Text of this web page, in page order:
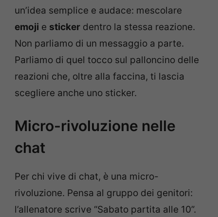
un’idea semplice e audace: mescolare
emoji e sticker dentro la stessa reazione.
Non parliamo di un messaggio a parte.
Parliamo di quel tocco sul palloncino delle
reazioni che, oltre alla faccina, ti lascia
scegliere anche uno sticker.
Micro-rivoluzione nelle
chat
Per chi vive di chat, è una micro-
rivoluzione. Pensa al gruppo dei genitori:
l’allenatore scrive “Sabato partita alle 10”.